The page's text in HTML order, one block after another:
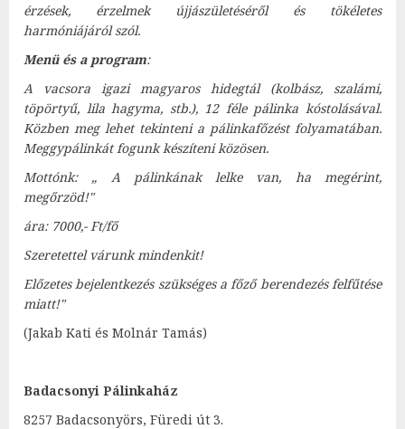
érzések, érzelmek újjászületéséről és tökéletes
harmóniájáról szól.
Menü és a program:
A vacsora igazi magyaros hidegtál (kolbász, szalámi,
töpörtyű, lila hagyma, stb.), 12 féle pálinka kóstolásával.
Közben meg lehet tekinteni a pálinkafőzést folyamatában.
Meggypálinkát fogunk készíteni közösen.
Mottónk: „ A pálinkának lelke van, ha megérint,
megőrzöd!"
ára: 7000,- Ft/fő
Szeretettel várunk mindenkit!
Előzetes bejelentkezés szükséges a főző berendezés felfűtése
miatt!"
(Jakab Kati és Molnár Tamás)
Badacsonyi Pálinkaház
8257 Badacsonyörs, Füredi út 3.